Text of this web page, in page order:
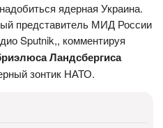
ядерная Украина.
представитель МИД России
Sputnik,, комментируя
Ландсбергиса
зонтик НАТО.